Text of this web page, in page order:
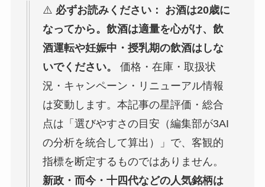
⚠️ 必ずお読みください：
お酒は20歳に
なってから。飲酒は適量を心がけ、飲
酒運転や妊娠中・授乳期の飲酒はしな
いでください。
価格・在庫・取扱状
況・キャンペーン・リニューアル情報
は変動します。本記事の星評価・総合
点は「選びやすさの目安（編集部が3AI
の分析を統合して算出）」で、客観的
指標を断定するものではありません。
新政・而今・十四代などの人気銘柄は